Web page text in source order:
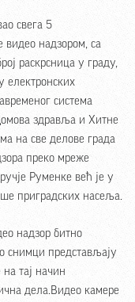
свега 5
видео надзором, са
раскрсница у граду,
електронских
система
здравља и Хитне
на све делове града
преко мреже
Руменке већ је у
приградских насеља.
надзор битно
снимци представљају
тај начин
дела.Видео камере